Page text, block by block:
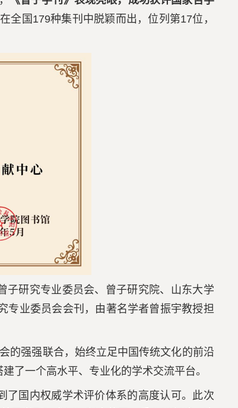
全国179种集刊中脱颖而出，位列第17位，
子研究专业委员会、曾子研究院、山东大学
专业委员会会刊，由著名学者曾振宇教授担
的强强联合，始终立足中国传统文化的前沿
了一个高水平、专业化的学术交流平台。
了国内权威学术评价体系的高度认可。此次